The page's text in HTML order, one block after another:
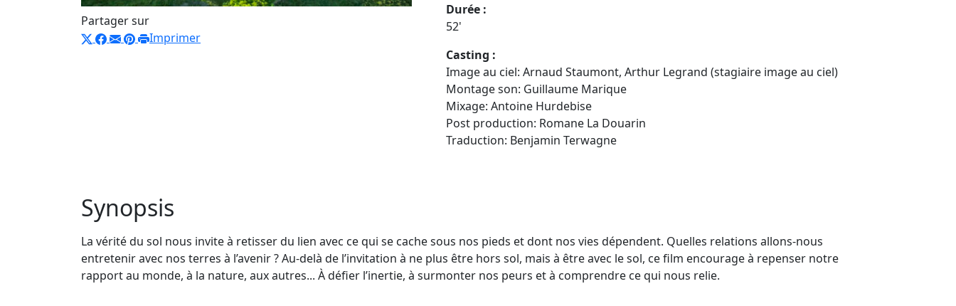
Partager sur
Imprimer
Durée :
52'
Casting :
Image au ciel: Arnaud Staumont, Arthur Legrand (stagiaire image au ciel)
Montage son: Guillaume Marique
Mixage: Antoine Hurdebise
Post production: Romane La Douarin
Traduction: Benjamin Terwagne
Synopsis
La vérité du sol nous invite à retisser du lien avec ce qui se cache sous nos pieds et dont nos vies dépendent. Quelles relations allons-nous
entretenir avec nos terres à l’avenir ? Au-delà de l’invitation à ne plus être hors sol, mais à être avec le sol, ce film encourage à repenser notre
rapport au monde, à la nature, aux autres... À défier l’inertie, à surmonter nos peurs et à comprendre ce qui nous relie.